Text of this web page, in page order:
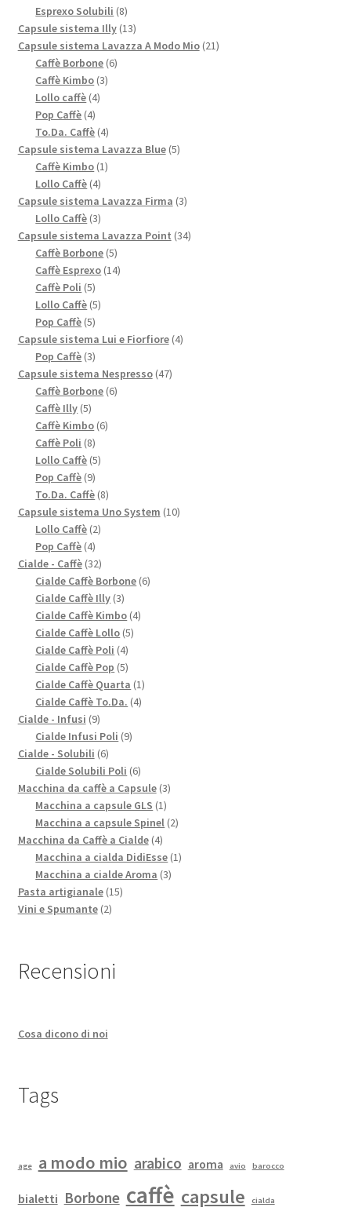
prodotti
Esprexo Solubili 88
prodotti
Capsule sistema Illy 1313
prodotti
Capsule sistema Lavazza A Modo Mio 2121
Caffè Borbone 66
Caffè Kimbo 33
Lollo caffè 44
Pop Caffè 44
prodotti
To.Da. Caffè 44
prodotti
Capsule sistema Lavazza Blue 55
Caffè Kimbo 11
Lollo Caffè 44
prodotti
Capsule sistema Lavazza Firma 33
Lollo Caffè 33
prodotti
Capsule sistema Lavazza Point 3434
Caffè Borbone 55
prodotti
Caffè Esprexo 1414
Caffè Poli 55
prodotti
Lollo Caffè 55
Pop Caffè 55
prodotti
Capsule sistema Lui e Fiorfiore 44
Pop Caffè 33
prodotti
Capsule sistema Nespresso 4747
Caffè Borbone 66
Caffè Illy 55
prodotti
Caffè Kimbo 66
Caffè Poli 88
prodotti
Lollo Caffè 55
Pop Caffè 99
prodotti
To.Da. Caffè 88
prodotti
Capsule sistema Uno System 1010
Lollo Caffè 22
Pop Caffè 44
prodotti
Cialde - Caffè 3232
prodotti
Cialde Caffè Borbone 66
Cialde Caffè Illy 33
prodotti
Cialde Caffè Kimbo 44
Cialde Caffè Lollo 55
Cialde Caffè Poli 44
prodotti
Cialde Caffè Pop 55
prodotti
Cialde Caffè Quarta 11
Cialde Caffè To.Da. 44
Cialde - Infusi 99
prodotti
Cialde Infusi Poli 99
Cialde - Solubili 66
prodotti
Cialde Solubili Poli 66
prodotti
Macchina da caffè a Capsule 33
Macchina a capsule GLS 11
prodotto
Macchina a capsule Spinel 22
Macchina da Caffè a Cialde 44
prodotti
Macchina a cialda DidiEsse 11
Macchina a cialde Aroma 33
Pasta artigianale 1515
Vini e Spumante 22
Recensioni
Cosa dicono di noi
Tags
age a modo mio arabico aroma avio barocco
bialetti Borbone caffè capsule cialda